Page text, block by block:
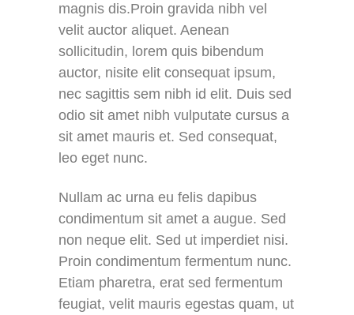
magnis dis.Proin gravida nibh vel
velit auctor aliquet. Aenean
sollicitudin, lorem quis bibendum
auctor, nisite elit consequat ipsum,
nec sagittis sem nibh id elit. Duis sed
odio sit amet nibh vulputate cursus a
sit amet mauris et. Sed consequat,
leo eget nunc.
Nullam ac urna eu felis dapibus
condimentum sit amet a augue. Sed
non neque elit. Sed ut imperdiet nisi.
Proin condimentum fermentum nunc.
Etiam pharetra, erat sed fermentum
feugiat, velit mauris egestas quam, ut